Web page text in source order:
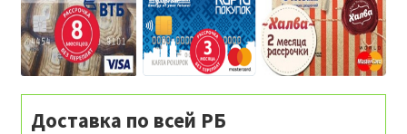
Доставка по всей РБ